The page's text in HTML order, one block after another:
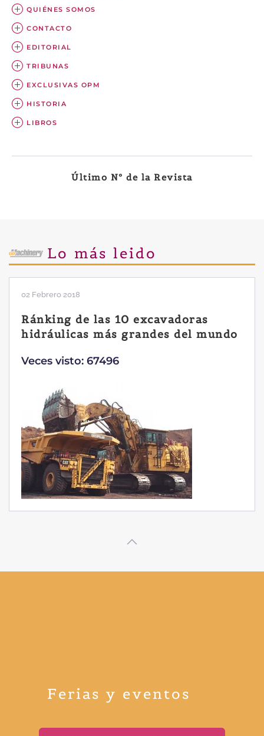
QUIÉNES SOMOS
CONTACTO
EDITORIAL
TRIBUNAS
EXCLUSIVAS OPM
HISTORIA
LIBROS
Último Nº de la Revista
Lo más leido
02 Febrero 2018
Ránking de las 10 excavadoras
hidráulicas más grandes del mundo
Veces visto: 67496
Ferias y eventos